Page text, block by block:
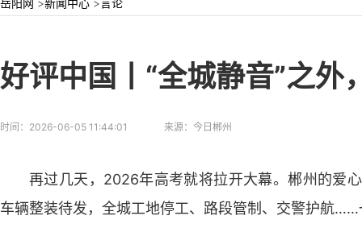
岳阳网 >新闻中心 >言论
好评中国丨“全城静音”之外
时间： 2026-06-05 11:44:01 来源： 今日郴州
再过几天，2026年高考就将拉开大幕。郴州的爱
车辆整装待发，全城工地停工、路段管制、交警护航